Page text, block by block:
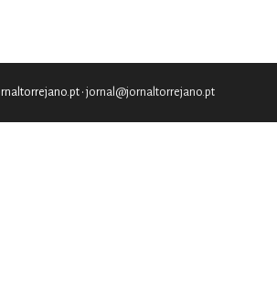
• jornal@jornaltorrejano.pt